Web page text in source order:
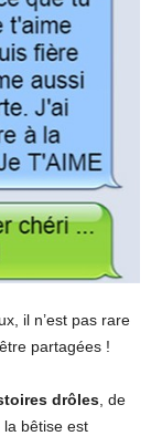
il n’est pas rare
partagées !
drôles , de
bêtise est